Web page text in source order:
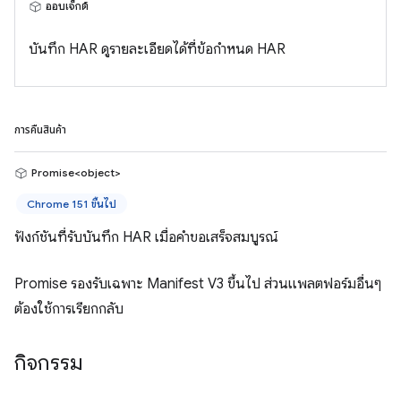
ออบเจ็กต์
บันทึก HAR ดูรายละเอียดได้ที่ข้อกำหนด HAR
การคืนสินค้า
Promise<object>
Chrome 151 ขึ้นไป
ฟังก์ชันที่รับบันทึก HAR เมื่อคำขอเสร็จสมบูรณ์
Promise รองรับเฉพาะ Manifest V3 ขึ้นไป ส่วนแพลตฟอร์มอื่นๆ
ต้องใช้การเรียกกลับ
กิจกรรม